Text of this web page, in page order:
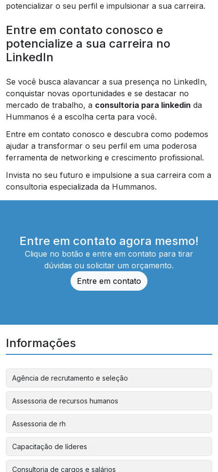
potencializar o seu perfil e impulsionar a sua carreira.
Entre em contato conosco e
potencialize a sua carreira no
LinkedIn
Se você busca alavancar a sua presença no LinkedIn,
conquistar novas oportunidades e se destacar no
mercado de trabalho, a consultoria para linkedin da
Hummanos é a escolha certa para você.
Entre em contato conosco e descubra como podemos
ajudar a transformar o seu perfil em uma poderosa
ferramenta de networking e crescimento profissional.
Invista no seu futuro e impulsione a sua carreira com a
consultoria especializada da Hummanos.
Entre em contato agora mesmo!
Clique no botão e entre em contato para tirar
dúvidas ou solicitar um orçamento.
Entre em contato
Informações
Agência de recrutamento e seleção
Assessoria de recursos humanos
Assessoria de rh
Capacitação de líderes
Consultoria de cargos e salários